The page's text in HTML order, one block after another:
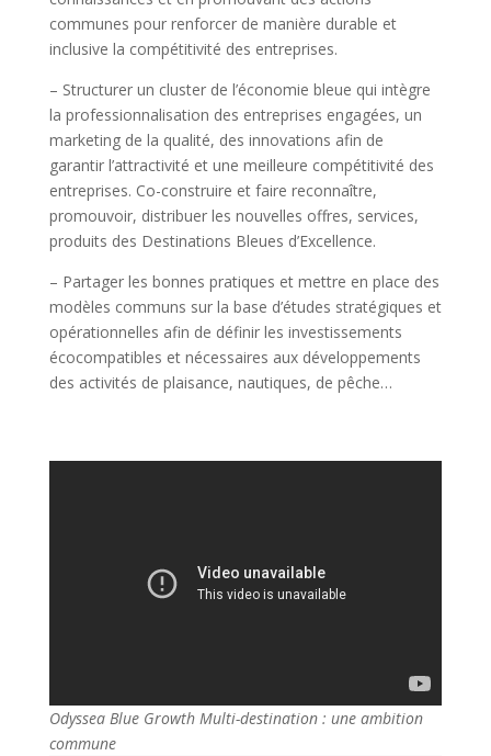
communes pour renforcer de manière durable et
inclusive la compétitivité des entreprises.
– Structurer un cluster de l’économie bleue qui intègre
la professionnalisation des entreprises engagées, un
marketing de la qualité, des innovations afin de
garantir l’attractivité et une meilleure compétitivité des
entreprises. Co-construire et faire reconnaître,
promouvoir, distribuer les nouvelles offres, services,
produits des Destinations Bleues d’Excellence.
– Partager les bonnes pratiques et mettre en place des
modèles communs sur la base d’études stratégiques et
opérationnelles afin de définir les investissements
écocompatibles et nécessaires aux développements
des activités de plaisance, nautiques, de pêche…
Odyssea Blue Growth Multi-destination : une ambition
commune